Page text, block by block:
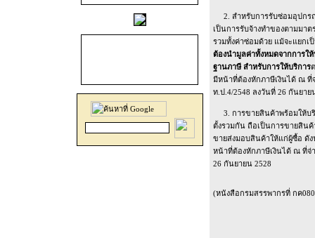
2. สำหรับการรับซ่อมอุปกร
เป็นการรับจ้างทำของตามมา
รวมทั้งค่าซ่อมด้วย แม้จะแยกเ
ต้องนำมูลค่าทั้งหมดจากการใ
ฐานภาษี สำหรับการให้บริการ
มีหน้าที่ต้องหักภาษีเงินได้ ณ ที่
ท.ป.4/2548 ลงวันที่ 26 กันยาย
3. การขายสินค้าพร้อมให้บริ
ตั้งรวมกัน ถือเป็นการขายสินค้
ขายส่งมอบสินค้าให้แก่ผู้ซื้อ ดัง
หน้าที่ต้องหักภาษีเงินได้ ณ ที่จ่
26 กันยายน 2528
(หนังสือกรมสรรพากรที่ กค